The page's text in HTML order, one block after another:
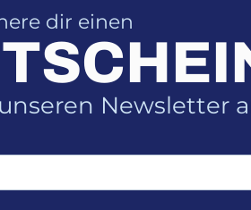
dir einen
Newsletter